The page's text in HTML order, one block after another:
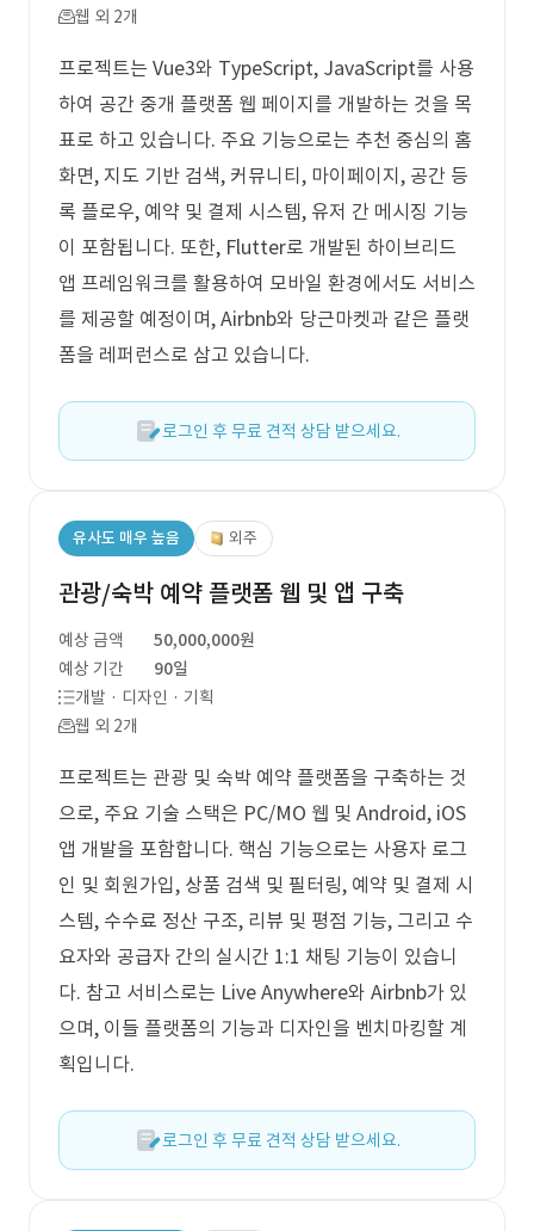
웹 외 2개
프로젝트는 Vue3와 TypeScript, JavaScript를 사용
하여 공간 중개 플랫폼 웹 페이지를 개발하는 것을 목
표로 하고 있습니다. 주요 기능으로는 추천 중심의 홈
화면, 지도 기반 검색, 커뮤니티, 마이페이지, 공간 등
록 플로우, 예약 및 결제 시스템, 유저 간 메시징 기능
이 포함됩니다. 또한, Flutter로 개발된 하이브리드
앱 프레임워크를 활용하여 모바일 환경에서도 서비스
를 제공할 예정이며, Airbnb와 당근마켓과 같은 플랫
폼을 레퍼런스로 삼고 있습니다.
로그인 후 무료 견적 상담 받으세요.
유사도 매우 높음 외주
관광/숙박 예약 플랫폼 웹 및 앱 구축
예상 금액
50,000,000원
예상 기간
90일
개발 · 디자인 · 기획
웹 외 2개
프로젝트는 관광 및 숙박 예약 플랫폼을 구축하는 것
으로, 주요 기술 스택은 PC/MO 웹 및 Android, iOS
앱 개발을 포함합니다. 핵심 기능으로는 사용자 로그
인 및 회원가입, 상품 검색 및 필터링, 예약 및 결제 시
스템, 수수료 정산 구조, 리뷰 및 평점 기능, 그리고 수
요자와 공급자 간의 실시간 1:1 채팅 기능이 있습니
다. 참고 서비스로는 Live Anywhere와 Airbnb가 있
으며, 이들 플랫폼의 기능과 디자인을 벤치마킹할 계
획입니다.
로그인 후 무료 견적 상담 받으세요.